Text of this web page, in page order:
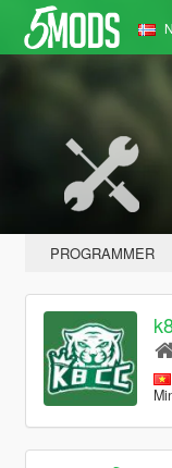
PROGRAMMER